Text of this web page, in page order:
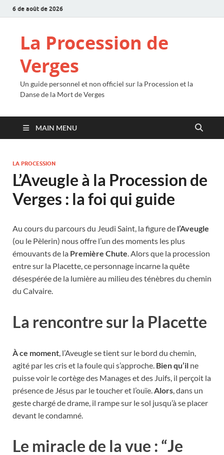
6 de août de 2026
La Procession de
Verges
Un guide personnel et non officiel sur la Procession et la
Danse de la Mort de Verges
MAIN MENU
LA PROCESSION
L’Aveugle à la Procession de
Verges : la foi qui guide
Au cours du parcours du Jeudi Saint, la figure de l’Aveugle
(ou le Pèlerin) nous offre l’un des moments les plus
émouvants de la Première Chute. Alors que la procession
entre sur la Placette, ce personnage incarne la quête
désespérée de la lumière au milieu des ténèbres du chemin
du Calvaire.
La rencontre sur la Placette
À ce moment , l’Aveugle se tient sur le bord du chemin,
agité par les cris et la foule qui s’approche. Bien qu’il ne
puisse voir le cortège des Manages et des Juifs, il perçoit la
présence de Jésus par le toucher et l’ouïe. Alors , dans un
geste chargé de drame, il rampe sur le sol jusqu’à se placer
devant le condamné.
Le miracle de la vue : “Je